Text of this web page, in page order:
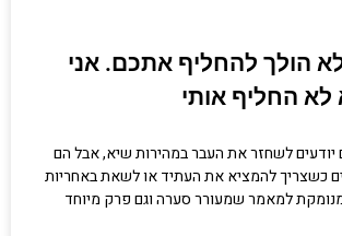
לא הולך להחליף אתכם. אני
לא החליף אותי
יודעים לשחזר את העבר במהירות שיא, אבל הם
כשצריך להמציא את העתיד או לשאת באחריות
למאמר שמעורר סערה וגם פרק מיוחד